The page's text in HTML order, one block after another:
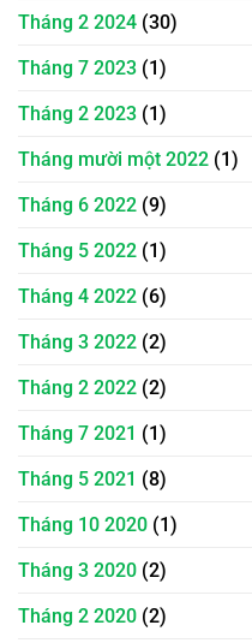
Tháng 2 2024 (30)
Tháng 7 2023 (1)
Tháng 2 2023 (1)
Tháng mười một 2022 (1)
Tháng 6 2022 (9)
Tháng 5 2022 (1)
Tháng 4 2022 (6)
Tháng 3 2022 (2)
Tháng 2 2022 (2)
Tháng 7 2021 (1)
Tháng 5 2021 (8)
Tháng 10 2020 (1)
Tháng 3 2020 (2)
Tháng 2 2020 (2)